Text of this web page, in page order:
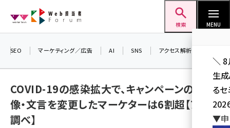
ン
検索 MENU
SEO マーケティング／広告 AI SNS アクセス解析／データ分析
COVID-19の感染拡大で、キャンペーンの画
像・文言を変更したマーケターは6割超【アドビ
調べ】
＼ 8
生
る
▼申